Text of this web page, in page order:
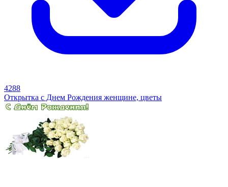
4288
Открытка с Днем Рождения женщине, цветы